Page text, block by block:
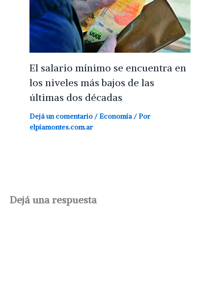
El salario mínimo se encuentra en
los niveles más bajos de las
últimas dos décadas
Dejá un comentario / Economía / Por
elpiamontes.com.ar
Dejá una respuesta